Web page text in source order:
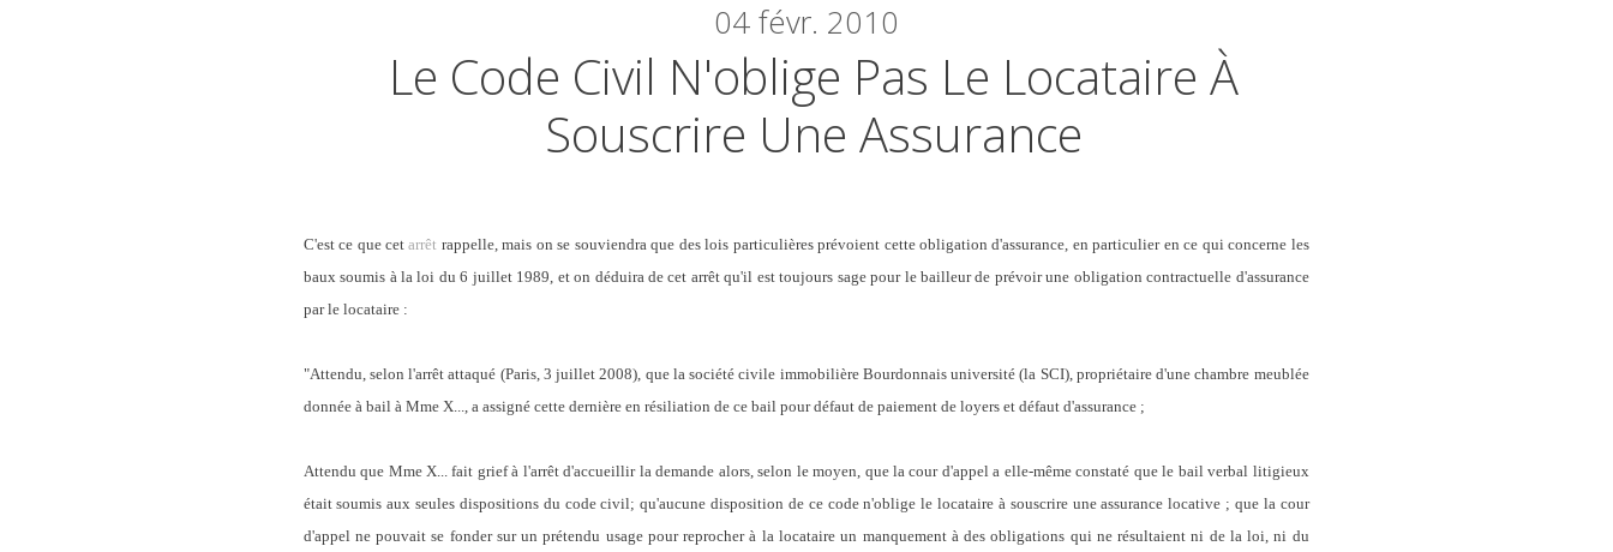
04 févr. 2010
Le Code Civil N'oblige Pas Le Locataire À
Souscrire Une Assurance
C'est ce que cetarrêt rappelle, mais on se souviendra que des lois particulières prévoient cette obligation d'assurance, en particulier en ce qui concerne les
baux soumis à la loi du 6 juillet 1989, et on déduira de cet arrêt qu'il est toujours sage pour le bailleur de prévoir une obligation contractuelle d'assurance
par le locataire :
"Attendu, selon l'arrêt attaqué (Paris, 3 juillet 2008), que la société civile immobilière Bourdonnais université (la SCI), propriétaire d'une chambre meublée
donnée à bail à Mme X..., a assigné cette dernière en résiliation de ce bail pour défaut de paiement de loyers et défaut d'assurance;
Attendu que Mme X... fait grief à l'arrêt d'accueillir la demande alors, selon le moyen, que la cour d'appel a elle-même constaté quele bail verbal litigieux
était soumis aux seules dispositions du code civil; qu'aucune disposition de ce code n'oblige le locataire à souscrire une assurance locative ; que la cour
d'appel ne pouvait se fonder sur un prétendu usage pour reprocher à la locataire un manquement à des obligations qui ne résultaient ni de la loi, ni du